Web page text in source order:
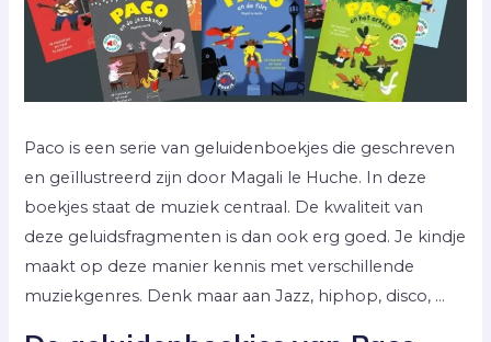
Paco is een serie van geluidenboekjes die geschreven
en geïllustreerd zijn door Magali le Huche. In deze
boekjes staat de muziek centraal. De kwaliteit van
deze geluidsfragmenten is dan ook erg goed. Je kindje
maakt op deze manier kennis met verschillende
muziekgenres. Denk maar aan Jazz, hiphop, disco, …